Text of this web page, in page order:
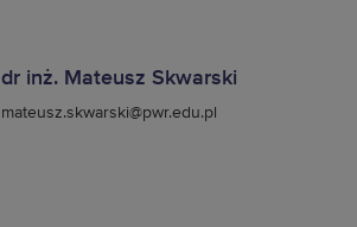
dr inż. Mateusz Skwarski
mateusz.skwarski@pwr.edu.pl